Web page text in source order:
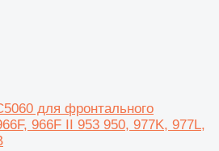
для фронтального
966F II 953 950, 977K, 977L,